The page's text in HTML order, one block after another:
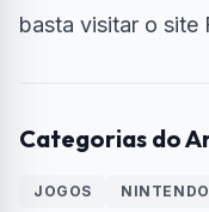
basta visitar o site
Categorias do
JOGOS NINTENDO